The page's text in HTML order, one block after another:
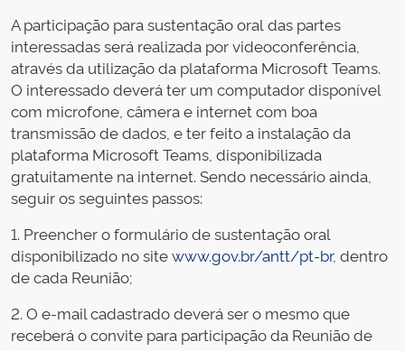
A participação para sustentação oral das partes
interessadas será realizada por videoconferência,
através da utilização da plataforma Microsoft Teams.
O interessado deverá ter um computador disponível
com microfone, câmera e internet com boa
transmissão de dados, e ter feito a instalação da
plataforma Microsoft Teams, disponibilizada
gratuitamente na internet. Sendo necessário ainda,
seguir os seguintes passos:
1. Preencher o formulário de sustentação oral
disponibilizado no sitewww.gov.br/antt/pt-br, dentro
de cada Reunião;
2. O e-mail cadastrado deverá ser o mesmo que
receberá o convite para participação da Reunião de